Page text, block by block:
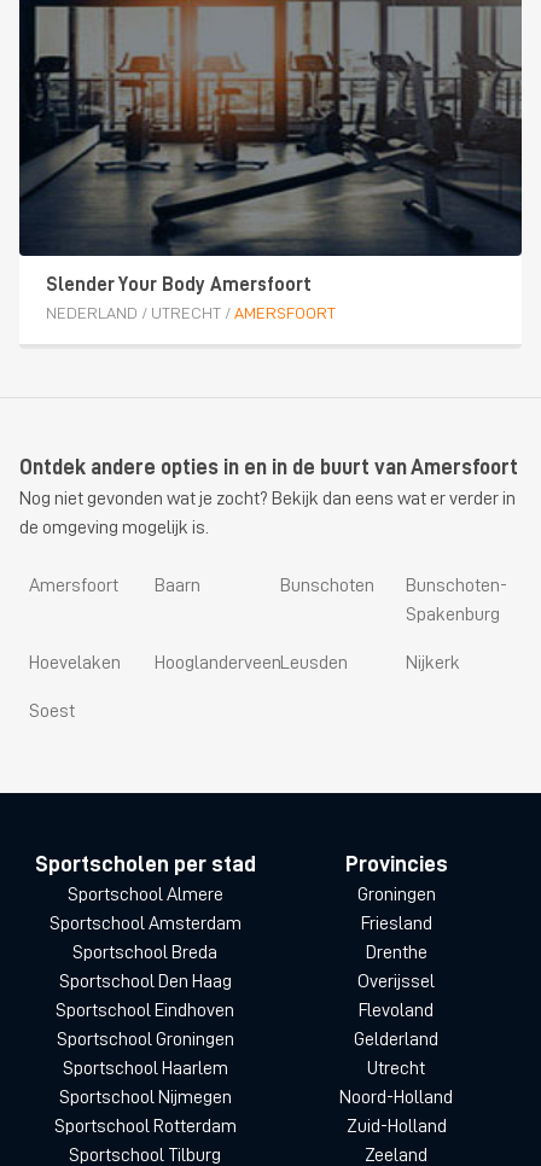
Slender Your Body Amersfoort
NEDERLAND / UTRECHT/ AMERSFOORT
Ontdek andere opties in en in de buurt van Amersfoort
Nog niet gevonden wat je zocht? Bekijk dan eens wat er verder in
de omgeving mogelijk is.
Amersfoort Baarn Bunschoten
Bunschoten-
Spakenburg
Hoevelaken HooglanderveenLeusden Nijkerk
Soest
Sportscholen per stad
Sportschool Almere
Sportschool Amsterdam
Sportschool Breda
Sportschool Den Haag
Sportschool Eindhoven
Sportschool Groningen
Sportschool Haarlem
Sportschool Nijmegen
Sportschool Rotterdam
Sportschool Tilburg
Provincies
Groningen
Friesland
Drenthe
Overijssel
Flevoland
Gelderland
Utrecht
Noord-Holland
Zuid-Holland
Zeeland